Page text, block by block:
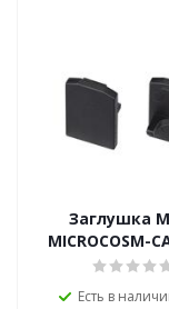
Заглушка
MICROCOSM-
Есть в